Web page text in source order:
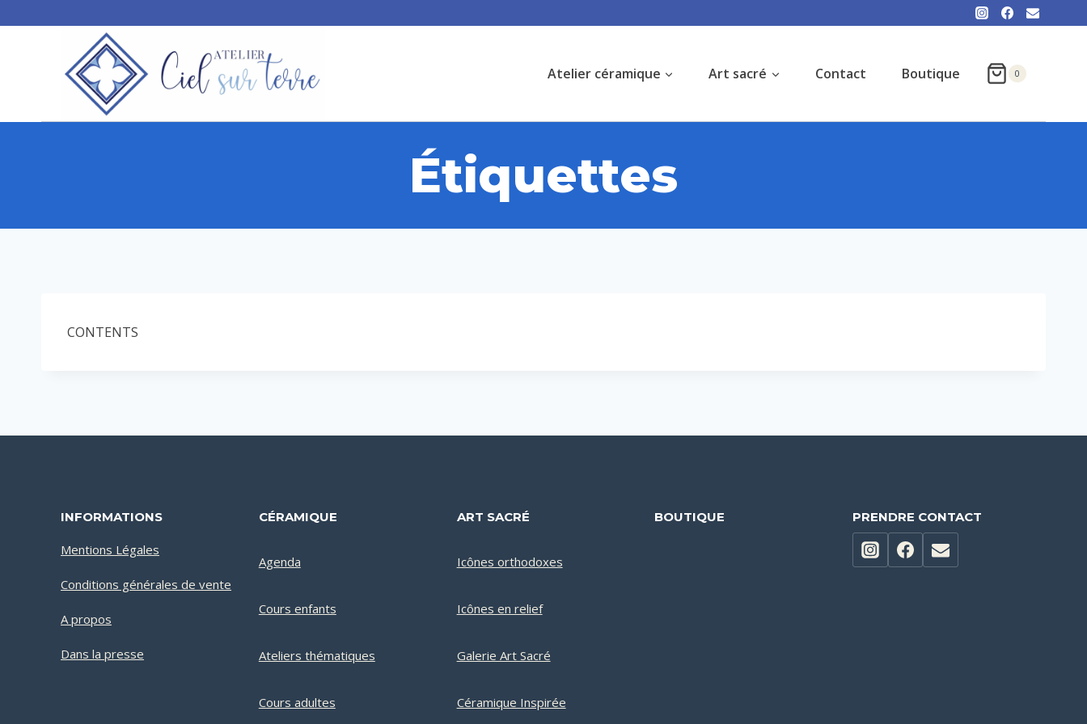
Atelier céramique Art sacré Contact Boutique 0
Étiquettes
CONTENTS
INFORMATIONS
Mentions Légales
Conditions générales de vente
A propos
Dans la presse
CÉRAMIQUE
Agenda
Cours enfants
Ateliers thématiques
Cours adultes
ART SACRÉ
Icônes orthodoxes
Icônes en relief
Galerie Art Sacré
Céramique Inspirée
BOUTIQUE PRENDRE CONTACT